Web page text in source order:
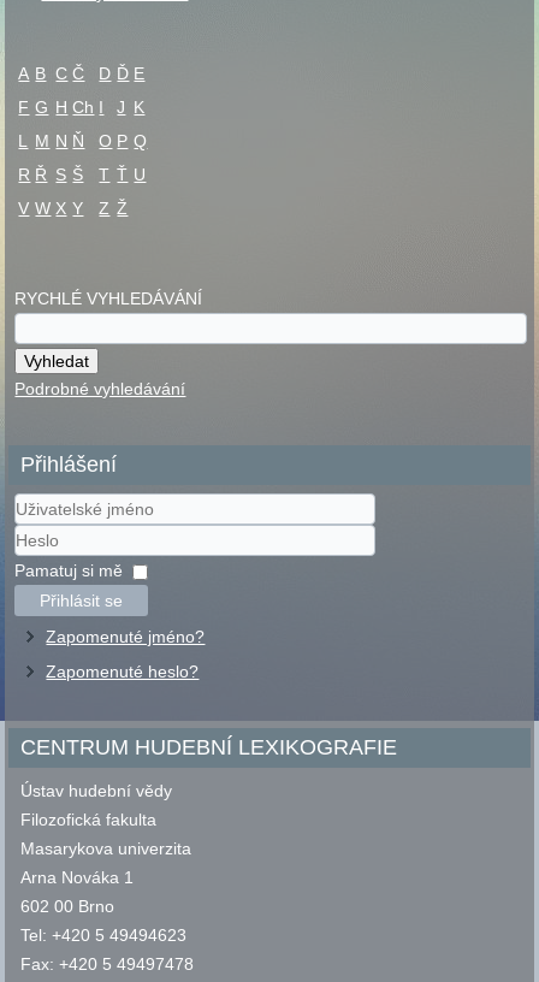
A B C Č D Ď E
F G H Ch I J K
L
M N Ň O P Q
R Ř S Š T Ť U
V W X Y Z Ž
RYCHLÉ VYHLEDÁVÁNÍ
Podrobné vyhledávání
Přihlášení
Uživatelské
jméno
Heslo
Pamatuj si mě
Přihlásit se
Zapomenuté jméno?
Zapomenuté heslo?
CENTRUM HUDEBNÍ LEXIKOGRAFIE
Ústav hudební vědy
Filozofická fakulta
Masarykova univerzita
Arna Nováka 1
602 00 Brno
Tel: +420 5 49494623
Fax: +420 5 49497478